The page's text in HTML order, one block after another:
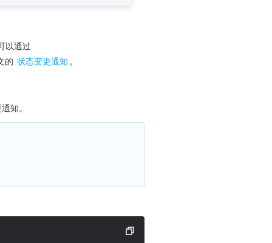
的 状态变更通知 。
知。